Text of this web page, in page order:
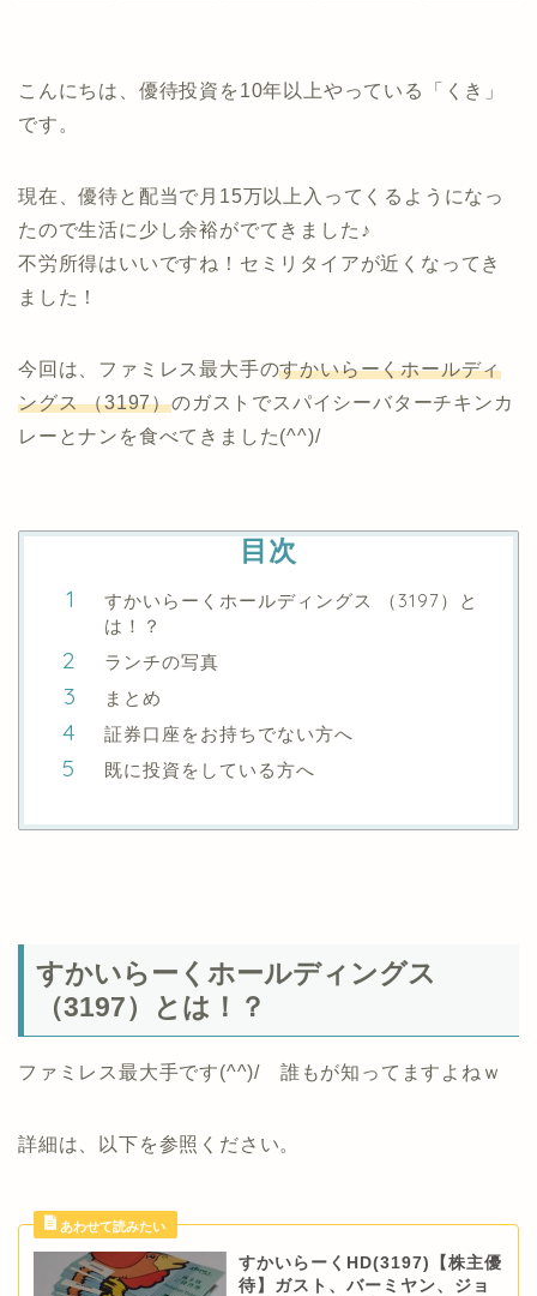
こんにちは、優待投資を10年以上やっている「くき」
です。
現在、優待と配当で月15万以上入ってくるようになっ
たので生活に少し余裕がでてきました♪
不労所得はいいですね！セミリタイアが近くなってき
ました！
今回は、ファミレス最大手のすかいらーくホールディ
ングス （3197）のガストでスパイシーバターチキンカ
レーとナンを食べてきました(^^)/
目次
すかいらーくホールディングス （3197）と
は！？
ランチの写真
まとめ
証券口座をお持ちでない方へ
既に投資をしている方へ
すかいらーくホールディングス
（3197）とは！？
ファミレス最大手です(^^)/ 誰もが知ってますよねｗ
詳細は、以下を参照ください。
すかいらーくHD(3197)【株主優
待】ガスト、バーミヤン、ジョ